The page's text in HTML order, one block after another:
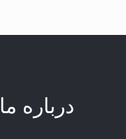
درباره ما